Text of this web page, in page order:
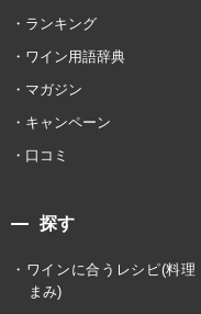
ランキング
ワイン用語辞典
マガジン
キャンペーン
口コミ
探す
ワインに合うレシピ(料理
まみ)